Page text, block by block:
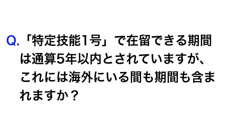
Q. 「特定技能1号」で在留できる期間
は通算5年以内とされていますが、
これには海外にいる間も期間も含ま
れますか？